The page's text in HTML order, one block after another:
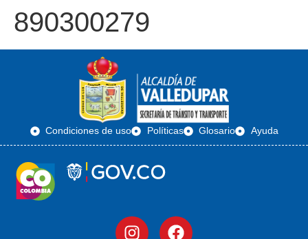
890300279
Condiciones de uso Políticas Glosario Ayuda